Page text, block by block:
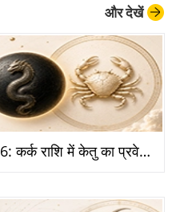
और देखें
केतु का कर्क राशि में गोचर 2026: कर्क राशि में केतु का प्रवेश से किन राशियों को होगा बड़ा लाभ?